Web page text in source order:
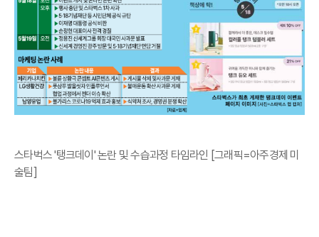
스타벅스 '탱크데이' 논란 및 수습과정 타임라인 [그래픽=아주경제 미
술팀]